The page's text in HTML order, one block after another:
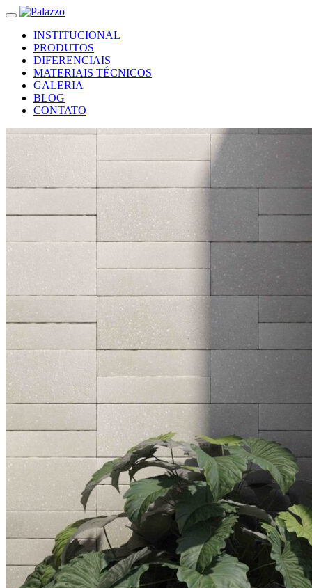
INSTITUCIONAL
PRODUTOS
DIFERENCIAIS
MATERIAIS TÉCNICOS
GALERIA
BLOG
CONTATO